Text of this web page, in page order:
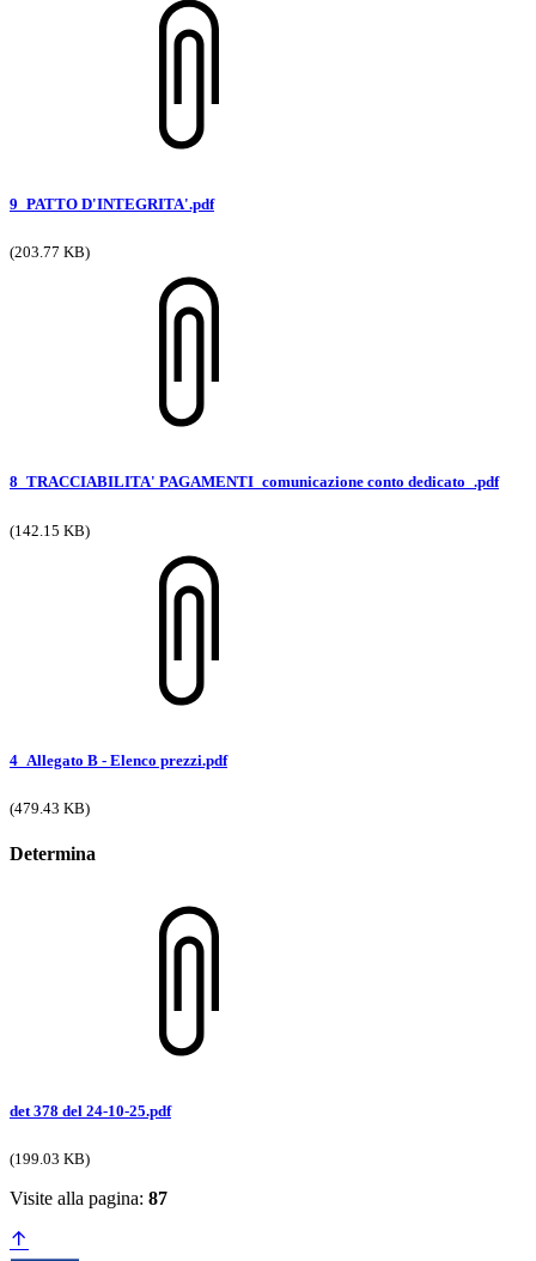
9_PATTO D'INTEGRITA'.pdf
(203.77 KB)
8_TRACCIABILITA' PAGAMENTI_comunicazione conto dedicato_.pdf
(142.15 KB)
4_Allegato B - Elenco prezzi.pdf
(479.43 KB)
Determina
det 378 del 24-10-25.pdf
(199.03 KB)
Visite alla pagina: 87